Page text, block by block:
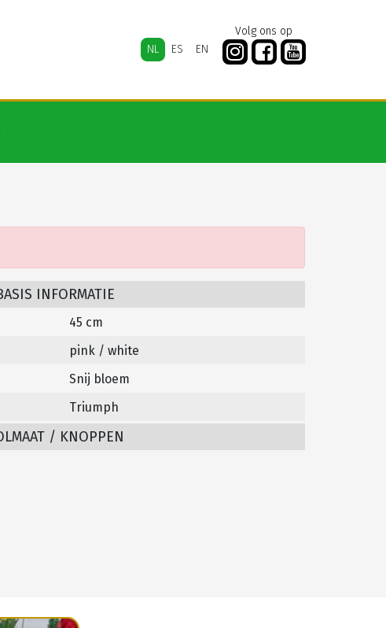
NL ES EN
Volg ons op
INFORMATIE
45 cm
pink / white
Snij bloem
Triumph
/ KNOPPEN